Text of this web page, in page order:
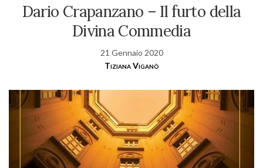
Dario Crapanzano – Il furto della
Divina Commedia
21 Gennaio 2020
Tiziana Viganò